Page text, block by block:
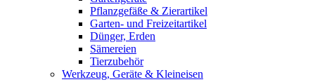
Pflanzgefäße & Zierartikel
Garten- und Freizeitartikel
Dünger, Erden
Sämereien
Tierzubehör
Werkzeug, Geräte & Kleineisen